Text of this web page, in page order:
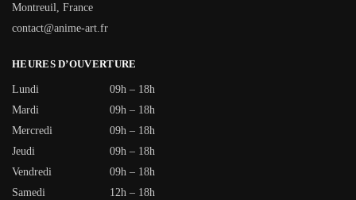
Montreuil, France
contact@anime-art.fr
HEURES D’OUVERTURE
Lundi
09h – 18h
Mardi
09h – 18h
Mercredi
09h – 18h
Jeudi
09h – 18h
Vendredi
09h – 18h
Samedi
12h – 18h